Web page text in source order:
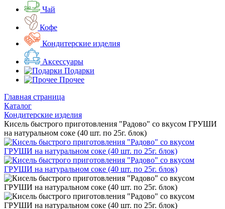
Чай
Кофе
Кондитерские изделия
Аксессуары
Подарки
Прочее
Главная страница
Каталог
Кондитерские изделия
Кисель быстрого приготовления "Радово" со вкусом ГРУШИ
на натуральном соке (40 шт. по 25г. блок)